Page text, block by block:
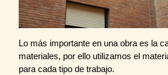
Lo más importante en una obra es la
materiales, por ello utilizamos el
para cada tipo de trabajo.